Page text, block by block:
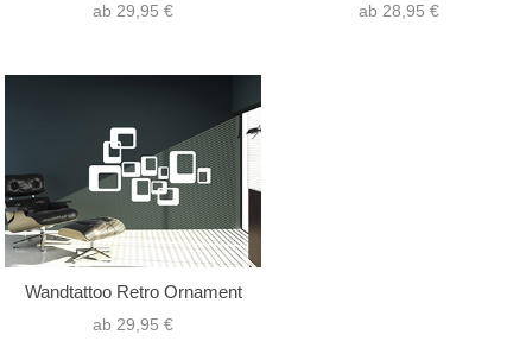
ab 29,95 € ab 28,95 €
Wandtattoo Retro Ornament
ab 29,95 €